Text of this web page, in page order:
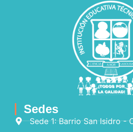
Sedes
Sede 1: Barrio San Isidro -